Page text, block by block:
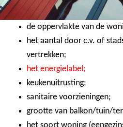
de oppervlakte van de
het aantal door c.v. of
vertrekken;
het energielabel;
keukenuitrusting;
sanitaire voorzieningen;
grootte van balkon/tuin/